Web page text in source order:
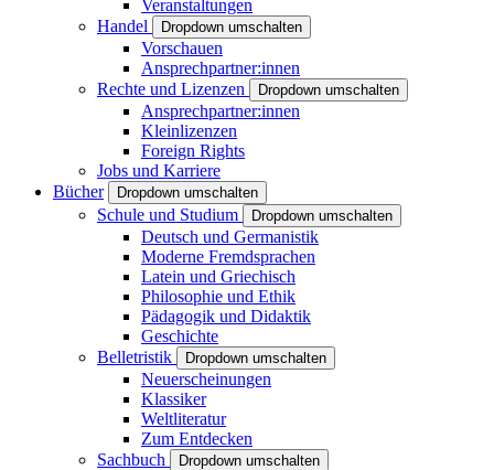
Veranstaltungen
Handel
Dropdown umschalten
Vorschauen
Ansprechpartner:innen
Rechte und Lizenzen
Dropdown umschalten
Ansprechpartner:innen
Kleinlizenzen
Foreign Rights
Jobs und Karriere
Bücher
Dropdown umschalten
Schule und Studium Dropdown umschalten
Deutsch und Germanistik
Moderne Fremdsprachen
Latein und Griechisch
Philosophie und Ethik
Pädagogik und Didaktik
Geschichte
Belletristik
Dropdown umschalten
Neuerscheinungen
Klassiker
Weltliteratur
Zum Entdecken
Sachbuch
Dropdown umschalten